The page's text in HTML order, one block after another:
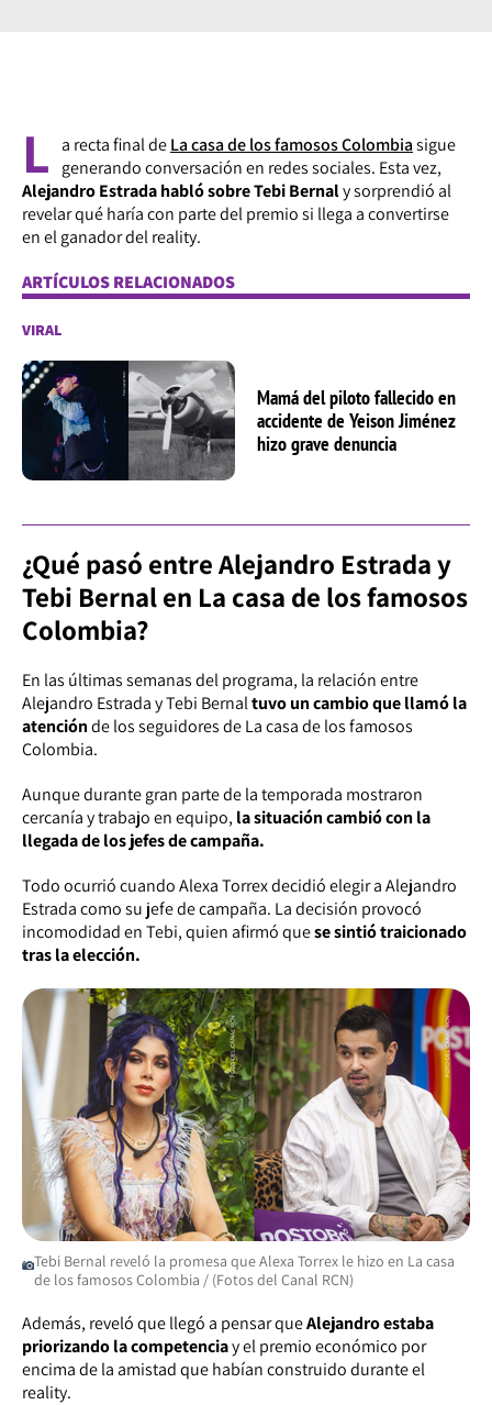
L a recta final deLa casa de los famosos Colombiasigue
generando conversación en redes sociales. Esta vez,
Alejandro Estrada habló sobre Tebi Bernaly sorprendió al
revelar qué haría con parte del premio si llega a convertirse
en el ganador del reality.
ARTÍCULOS RELACIONADOS
VIRAL
Mamá del piloto fallecido en
accidente de Yeison Jiménez
hizo grave denuncia
¿Qué pasó entre Alejandro Estrada y
Tebi Bernal en La casa de los famosos
Colombia?
En las últimas semanas del programa, la relación entre
Alejandro Estrada y Tebi Bernaltuvo un cambio que llamó la
atenciónde los seguidores de La casa de los famosos
Colombia.
Aunque durante gran parte de la temporada mostraron
cercanía y trabajo en equipo, la situación cambió con la
llegada de los jefes de campaña.
Todo ocurrió cuando Alexa Torrex decidió elegir a Alejandro
Estrada como su jefe de campaña. La decisión provocó
incomodidad en Tebi, quien afirmó quese sintió traicionado
tras la elección.
Tebi Bernal reveló la promesa que Alexa Torrex le hizo en La casa
de los famosos Colombia / (Fotos del Canal RCN)
Además, reveló que llegó a pensar queAlejandro estaba
priorizando la competenciay el premio económico por
encima de la amistad que habían construido durante el
reality.